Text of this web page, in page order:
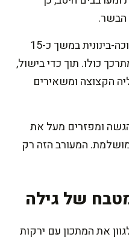
הבשר.
ממשיכים לבשל על אש נמוכה-בינונית במשך כ-15
כולו. תוך כדי בישול,
הקצוצה ומשאירים
ומפזרים מעל את
המעורב הזה רק
של גילה
את המתכון עם ירקות